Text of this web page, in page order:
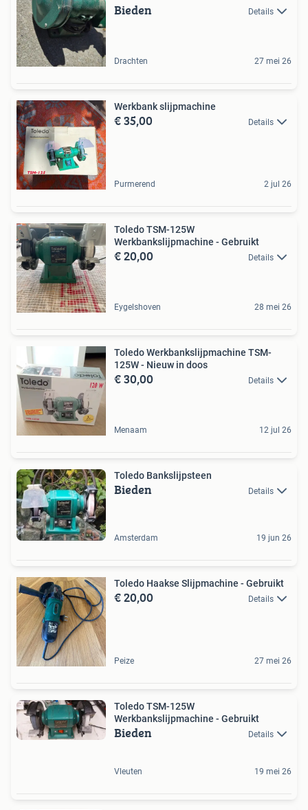
Bieden Details
Drachten 27 mei 26
Werkbank slijpmachine
€ 35,00 Details
Purmerend 2 jul 26
Toledo TSM-125W
Werkbankslijpmachine - Gebruikt
€ 20,00 Details
Eygelshoven 28 mei 26
Toledo Werkbankslijpmachine TSM-
125W - Nieuw in doos
€ 30,00 Details
Menaam 12 jul 26
Toledo Bankslijpsteen
Bieden Details
Amsterdam 19 jun 26
Toledo Haakse Slijpmachine - Gebruikt
€ 20,00 Details
Peize 27 mei 26
Toledo TSM-125W
Werkbankslijpmachine - Gebruikt
Bieden Details
Vleuten 19 mei 26